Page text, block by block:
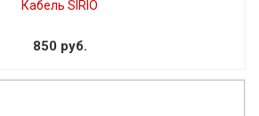
Кабель SIRIO
850 руб.